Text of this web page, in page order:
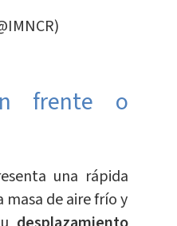
frente o
una rápida
de aire frío y